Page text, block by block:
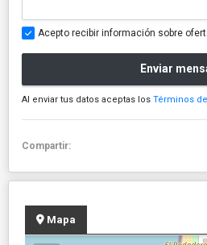
Acepto recibir información sobre
Enviar
Al enviar tus datos aceptas los Términos
Compartir:
Mapa